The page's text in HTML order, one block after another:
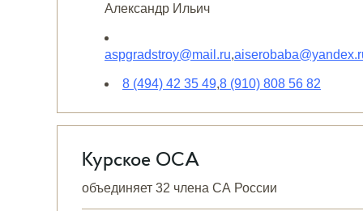
Александр Ильич
aspgradstroy@mail.ru,
8 (494) 42 35 49,8 (910) 808 56 82
Курское ОСА
объединяет 32 члена СА России